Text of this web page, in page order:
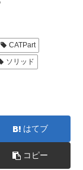
CATPart
ソリッド
はてブ
コピー